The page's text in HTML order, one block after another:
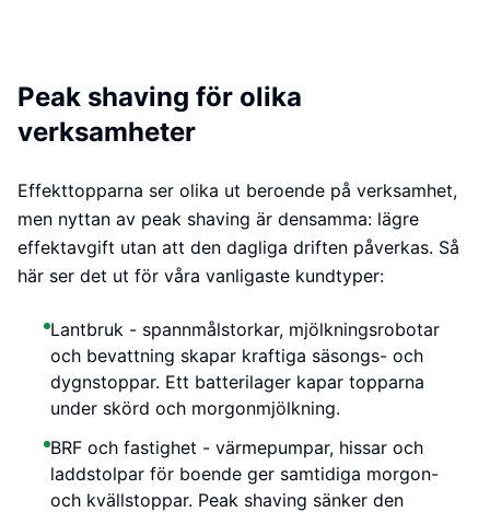
Peak shaving för olika
verksamheter
Effekttopparna ser olika ut beroende på verksamhet,
men nyttan av peak shaving är densamma: lägre
effektavgift utan att den dagliga driften påverkas. Så
här ser det ut för våra vanligaste kundtyper:
Lantbruk - spannmålstorkar, mjölkningsrobotar
och bevattning skapar kraftiga säsongs- och
dygnstoppar. Ett batterilager kapar topparna
under skörd och morgonmjölkning.
BRF och fastighet - värmepumpar, hissar och
laddstolpar för boende ger samtidiga morgon-
och kvällstoppar. Peak shaving sänker den